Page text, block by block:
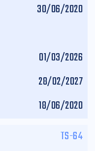
30/06/2020
01/03/2026
28/02/2027
18/06/2020
TS-64